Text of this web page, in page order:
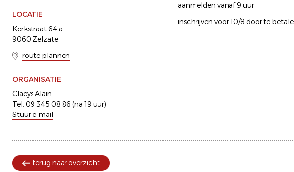
LOCATIE
Kerkstraat 64 a
9060 Zelzate
route plannen
ORGANISATIE
Claeys Alain
Tel. 09 345 08 86 (na 19 uur)
Stuur e-mail
aanmelden vanaf 9 uur
inschrijven voor 10/8 door te
terug naar overzicht